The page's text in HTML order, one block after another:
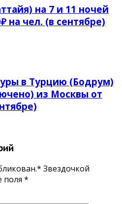
на 7 и 11 ночей
на чел. (в сентябре)
в Турцию (Бодрум)
из Москвы от
Звездочкой
поля *